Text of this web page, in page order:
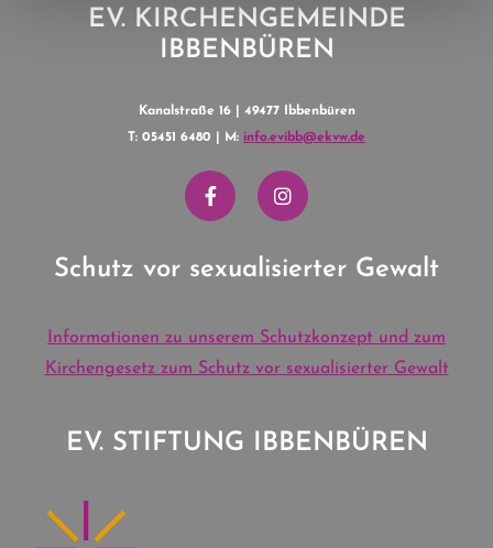
EV. KIRCHENGEMEINDE
IBBENBÜREN
Kanalstraße 16 | 49477 Ibbenbüren
T: 05451 6480 | M: info.evibb@ekvw.de
Schutz vor sexualisierter Gewalt
Informationen zu unserem Schutzkonzept und zum
Kirchengesetz zum Schutz vor sexualisierter Gewalt
EV. STIFTUNG IBBENBÜREN